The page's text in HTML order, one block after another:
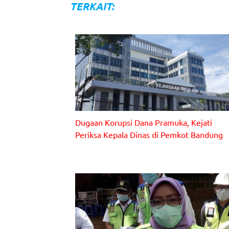
p
TERKAIT:
Gedung Kejaksaan Tinggi Jawa Barat.
Dugaan Korupsi Dana Pramuka, Kejati
Periksa Kepala Dinas di Pemkot Bandung